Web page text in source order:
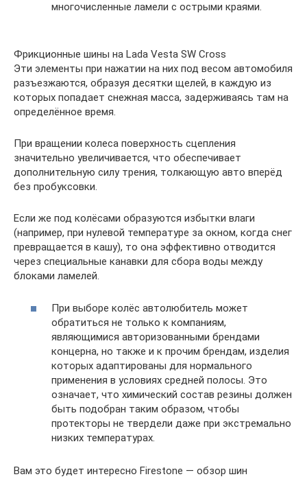
многочисленные ламели с острыми краями.
Фрикционные шины на Lada Vesta SW Cross
Эти элементы при нажатии на них под весом автомобиля
разъезжаются, образуя десятки щелей, в каждую из
которых попадает снежная масса, задерживаясь там на
определённое время.
При вращении колеса поверхность сцепления
значительно увеличивается, что обеспечивает
дополнительную силу трения, толкающую авто вперёд
без пробуксовки.
Если же под колёсами образуются избытки влаги
(например, при нулевой температуре за окном, когда снег
превращается в кашу), то она эффективно отводится
через специальные канавки для сбора воды между
блоками ламелей.
При выборе колёс автолюбитель может
обратиться не только к компаниям,
являющимися авторизованными брендами
концерна, но также и к прочим брендам, изделия
которых адаптированы для нормального
применения в условиях средней полосы. Это
означает, что химический состав резины должен
быть подобран таким образом, чтобы
протекторы не твердели даже при экстремально
низких температурах.
Вам это будет интересно Firestone — обзор шин